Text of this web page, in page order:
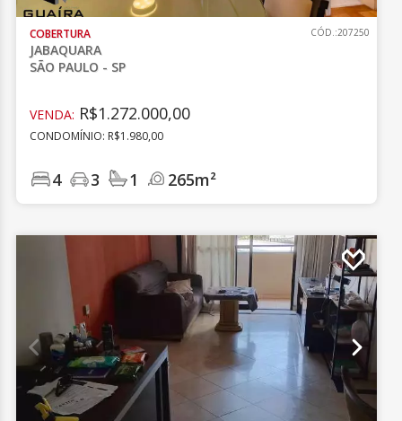
COBERTURA
JABAQUARA
SÃO PAULO - SP
CÓD.:207250
VENDA: R$1.272.000,00
CONDOMÍNIO: R$1.980,00
4 3 1 265m²